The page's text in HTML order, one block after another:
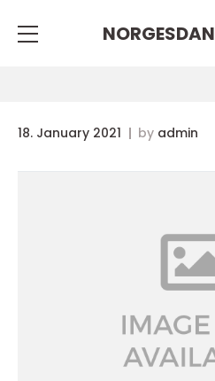
18. January 2021 by admin